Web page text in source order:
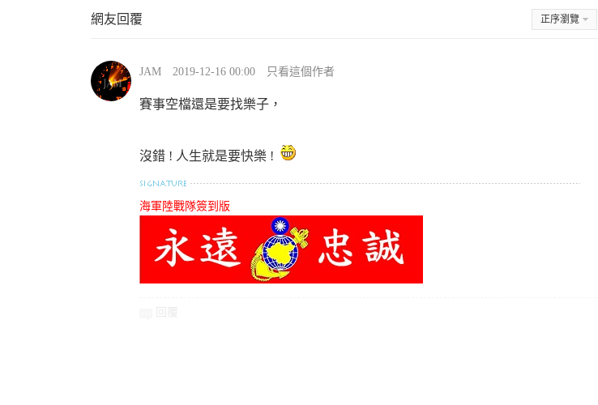
網友回覆 正序瀏覽
JAM 2019-12-16 00:00 只看這個作者
賽事空檔還是要找樂子，
沒錯 ! 人生就是要快樂 !
海軍陸戰隊簽到版